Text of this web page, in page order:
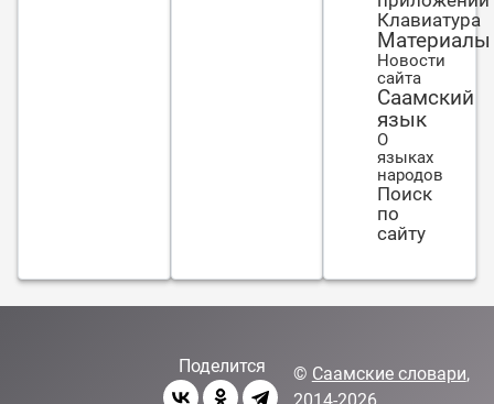
Клавиатура
Материалы
Новости
сайта
Саамский
язык
О
языках
народов
Поиск
по
сайту
Поделится © Саамские словари,